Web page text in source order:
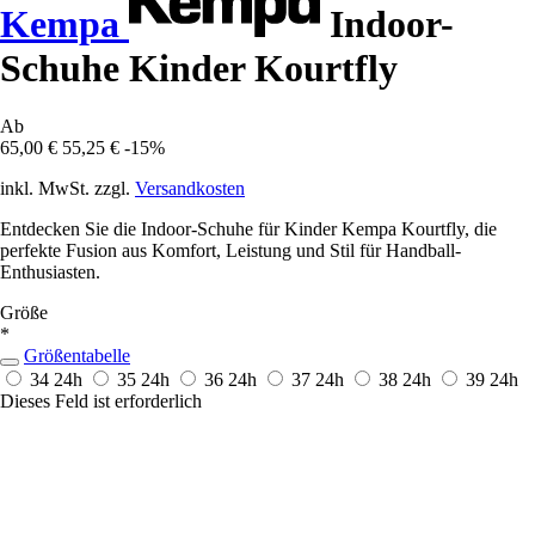
Kempa
Indoor-
Schuhe Kinder Kourtfly
Ab
65,00 € 55,25 € -15%
inkl. MwSt. zzgl. Versandkosten
Entdecken Sie die Indoor-Schuhe für Kinder Kempa Kourtfly, die
perfekte Fusion aus Komfort, Leistung und Stil für Handball-
Enthusiasten.
Größe
*
Größentabelle
34 24h 35 24h 36 24h 37 24h 38 24h 39 24h
Dieses Feld ist erforderlich